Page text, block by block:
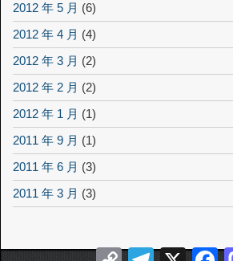
2012 年 5 月 (6)
2012 年 4 月 (4)
2012 年 3 月 (2)
2012 年 2 月 (2)
2012 年 1 月 (1)
2011 年 9 月 (1)
2011 年 6 月 (3)
2011 年 3 月 (3)
Copy Telegram
X